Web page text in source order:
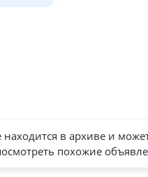
в архиве и
похожие